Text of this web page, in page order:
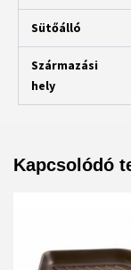
Sütőálló
Származási
hely
Kapcsolódó